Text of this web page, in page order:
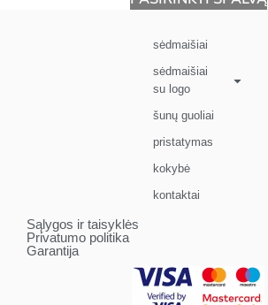
sėdmaišiai
sėdmaišiai
su logo
šunų guoliai
pristatymas
kokybė
kontaktai
Sąlygos ir taisyklės
Privatumo politika
Garantija